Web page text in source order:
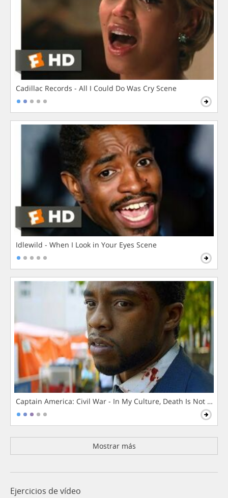
Cadillac Records - All I Could Do Was Cry Scene
Idlewild - When I Look in Your Eyes Scene
Captain America: Civil War - In My Culture, Death Is Not The
Mostrar más
Ejercicios de vídeo